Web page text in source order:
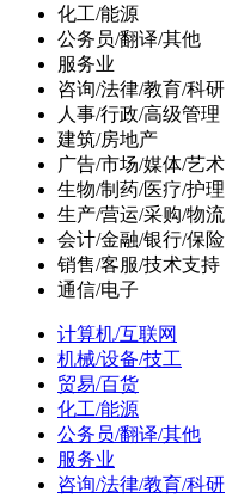
化工/能源
公务员/翻译/其他
服务业
咨询/法律/教育/科研
人事/行政/高级管理
建筑/房地产
广告/市场/媒体/艺术
生物/制药/医疗/护理
生产/营运/采购/物流
会计/金融/银行/保险
销售/客服/技术支持
通信/电子
计算机/互联网
机械/设备/技工
贸易/百货
化工/能源
公务员/翻译/其他
服务业
咨询/法律/教育/科研